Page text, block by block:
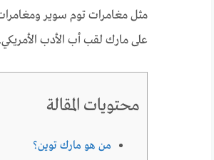
مثل مغامرات توم سوير
على مارك لقب أب الأدب الأمريكي.
محتويات المقالة
من هو مارك توين؟